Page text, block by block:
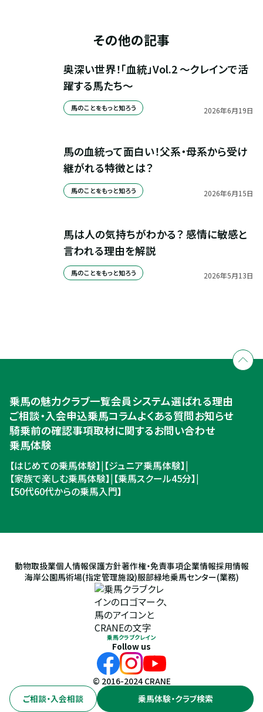
ご相談・入会相談 乗馬体験・クラブ検索
その他の記事
奥深い世界！「血統」Vol.2 ～クレインで活
躍する馬たち～
馬のことをもっと知ろう 2026年6月19日
馬の血統って面白い！父系・母系から受け
継がれる特徴とは？
馬のことをもっと知ろう 2026年6月15日
馬は人の気持ちがわかる？ 感情に敏感と
言われる理由を解説
馬のことをもっと知ろう 2026年5月13日
入会のご相談・申込
ご相談・入会申込
乗馬の魅力クラブ一覧会員システム選ばれる理由
ご相談・入会申込乗馬コラムよくある質問お知らせ
騎乗前の確認事項取材に関するお問い合わせ
乗馬体験
【はじめての乗馬体験】| 【ジュニア乗馬体験】|
【家族で楽しむ乗馬体験】| 【乗馬スクール45分】|
【50代60代からの乗馬入門】
動物取扱業個人情報保護方針著作権・免責事項企業情報採用情報
海岸公園馬術場(指定管理施設)服部緑地乗馬センター(業務)
乗馬クラブクレイン
Follow us
© 2016-2024 CRANE